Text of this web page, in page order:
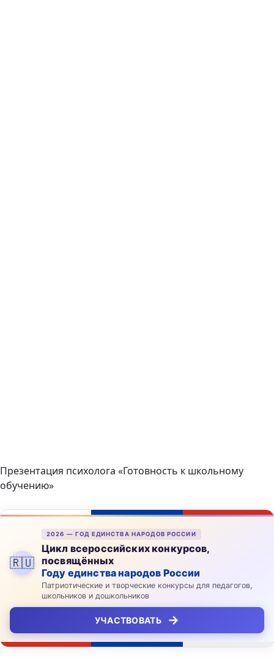
Презентация психолога «Готовность к школьному
обучению»
🇷🇺
2026 — ГОД ЕДИНСТВА НАРОДОВ РОССИИ
Цикл всероссийских конкурсов,
посвящённых
Году единства народов России
Патриотические и творческие конкурсы для педагогов,
школьников и дошкольников
УЧАСТВОВАТЬ →